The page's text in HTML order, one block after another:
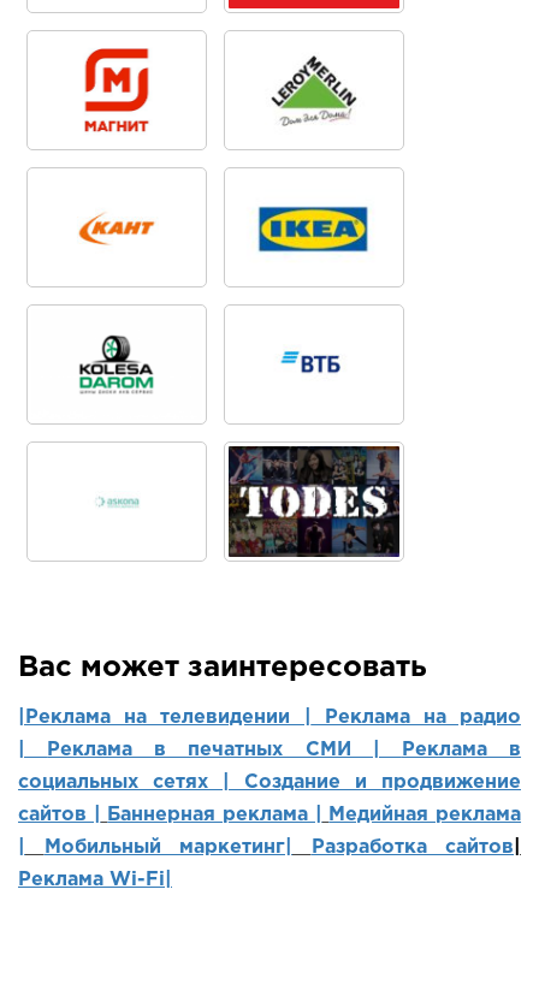
Вас может заинтересовать
|Реклама на телевидении |
Реклама на радио
Реклама в печатных СМИ |
Реклама в
социальных сетях | Создание и продвижение
сайтов
Баннерная реклама |
Медийная реклама
Мобильный маркетинг Разработка сайтов
Реклама Wi-Fi|